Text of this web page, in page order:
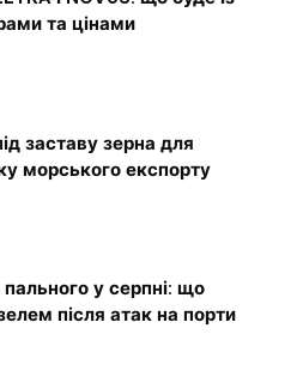
та цінами
заставу зерна для
морського експорту
пального у серпні: що
після атак на порти